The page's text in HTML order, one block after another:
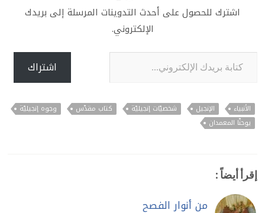
اشترك للحصول على أحدث التدوينات المرسلة إلى بريدك
الإلكتروني.
كتابة بريدك الإلكتروني...
اشتراك
الأنبياء الإنجيل شخصيّات إنجيليّة كتاب مقدّس
وجوه إنجيليّة
يوحنّا المعمدان
إقرأ أيضاً :
من أنوار الفصح